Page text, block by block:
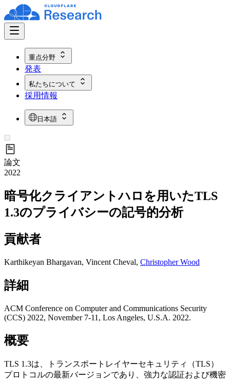
重点分野
発表
私たちについて
採用情報
日本語
論文
2022
暗号化クライアントハロを用いたTLS
1.3のプライバシーの記号的分析
貢献者
Karthikeyan Bhargavan, Vincent Cheval, Christopher Wood
詳細
ACM Conference on Computer and Communications Security
(CCS) 2022, November 7-11, Los Angeles, U.S.A. 2022.
概要
TLS 1.3は、トランスポートレイヤーセキュリティ（TLS）
プロトコルの最新バージョンであり、強力な認証および機密